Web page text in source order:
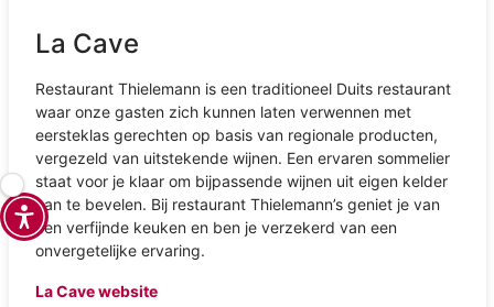
La Cave
Restaurant Thielemann is een traditioneel Duits restaurant
waar onze gasten zich kunnen laten verwennen met
eersteklas gerechten op basis van regionale producten,
vergezeld van uitstekende wijnen. Een ervaren sommelier
staat voor je klaar om bijpassende wijnen uit eigen kelder
aan te bevelen. Bij restaurant Thielemann’s geniet je van
een verfijnde keuken en ben je verzekerd van een
onvergetelijke ervaring.
La Cave website